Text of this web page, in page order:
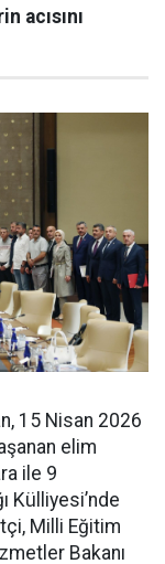
acısını
15 Nisan 2026
elim
ile 9
Külliyesi’nde
Milli Eğitim
Bakanı